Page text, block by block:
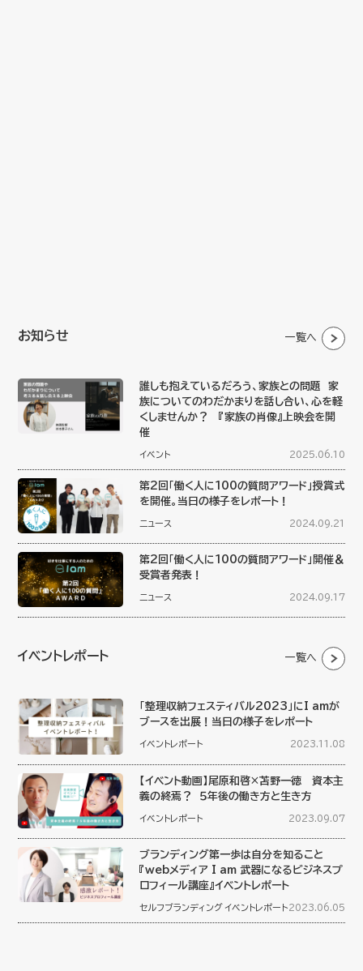
お知らせ 一覧へ
誰しも抱えているだろう、家族との問題 家
族についてのわだかまりを話し合い、心を軽
くしませんか？ 『家族の肖像』上映会を開
催
イベント 2025.06.10
第2回「働く人に100の質問アワード」授賞式
を開催。当日の様子をレポート！
ニュース 2024.09.21
第2回「働く人に100の質問アワード」開催＆
受賞者発表！
ニュース 2024.09.17
イベントレポート 一覧へ
「整理収納フェスティバル2023」にI amが
ブースを出展！当日の様子をレポート
イベントレポート 2023.11.08
【イベント動画】尾原和啓×苫野一徳 資本主
義の終焉？ ５年後の働き方と生き方
イベントレポート 2023.09.07
ブランディング第一歩は自分を知ること
『webメディア I am 武器になるビジネスプ
ロフィール講座』イベントレポート
セルフブランディング イベントレポート 2023.06.05